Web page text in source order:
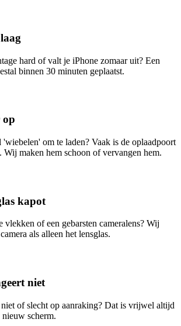
hard of valt je iPhone zomaar uit? Een
binnen 30 minuten geplaatst.
op
om te laden? Vaak is de oplaadpoort
maken hem schoon of vervangen hem.
kapot
vlekken of een gebarsten cameralens? Wij
als alleen het lensglas.
niet
niet of slecht op aanraking? Dat is vrijwel altijd
nieuw scherm.